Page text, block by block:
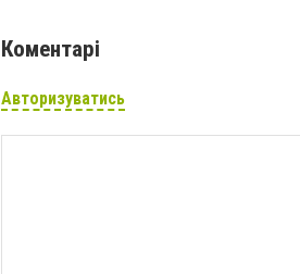
Коментарі
Авторизуватись